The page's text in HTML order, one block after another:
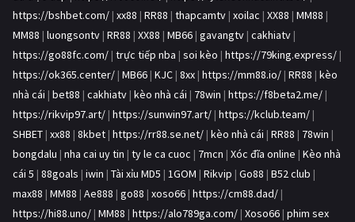
https://bshbet.com/ | xx88 | RR88 | thapcamtv | xoilac | XX88 | MM88 |
MM88 | luongsontv | RR88 | XX88 | MB66 | gavangtv | cakhiatv |
https://go88fc.com/ | trực tiếp nba | soi kèo | https://79king.express/ |
https://ok365.center/ | MB66 | KJC | 8xx | https://mm88.io/ | RR88 | kèo
nhà cái | bet88 | cakhiatv | kèo nhà cái | 78win | https://f8beta2.me/ |
https://rikvip97.art/ | https://sunwin97.art/ | https://kclub.team/ |
SHBET | xx88 | 8kbet | https://rr88.se.net/ | kèo nhà cái | RR88 | 78win |
bongdalu | nha cai uy tin | ty le ca cuoc | 7mcn | Xóc đĩa online | Kèo nhà
cái 5 | 88goals | iwin | Tài xỉu MD5 | 1GOM | Rikvip | Go88 | B52 club |
max88 | MM88 | Ae888 | go88 | xoso66 | https://cm88.dad/ |
https://hi88.uno/ | MM88 | https://alo789ga.com/ | Xoso66 | phim sex